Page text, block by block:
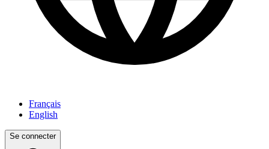
Français
English
Se connecter